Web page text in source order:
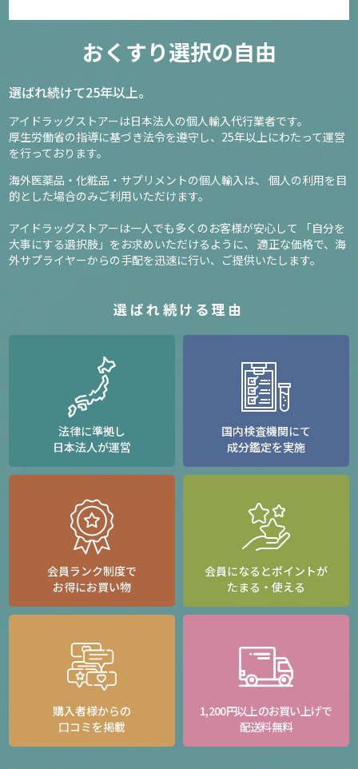
おくすり選択の自由
選ばれ続けて25年以上。
アイドラッグストアーは日本法人の個人輸入代行業者です。
厚生労働省の指導に基づき法令を遵守し、 25年以上にわたって運営
を行っております。
海外医薬品・化粧品・サプリメントの個人輸入は、
個人の利用を目
的とした場合のみご利用いただけます。
アイドラッグストアーは一人でも多くのお客様が安心して
「自分を
大事にする選択肢」をお求めいただけるように、
適正な価格で、海
外サプライヤーからの手配を迅速に行い、ご提供いたします。
選ばれ続ける理由
法律に準拠し
日本法人が運営
国内検査機関にて
成分鑑定を実施
会員ランク制度で
お得にお買い物
会員になるとポイントが
たまる・使える
購入者様からの
口コミを掲載
1,200円以上のお買い上げで
配送料無料